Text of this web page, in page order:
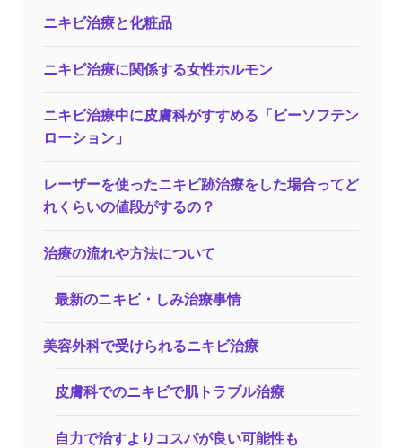
ニキビ治療と化粧品
ニキビ治療に関係する女性ホルモン
ニキビ治療中に皮膚科がすすめる「ビーソフテン
ローション」
レーザーを使ったニキビ跡治療をした場合ってど
れくらいの値段がするの？
治療の流れや方法について
最新のニキビ・しみ治療事情
美容外科で受けられるニキビ治療
皮膚科でのニキビで肌トラブル治療
自力で治すよりコスパが良い可能性も